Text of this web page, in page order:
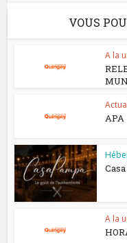
VOUS
A la
APA
A la